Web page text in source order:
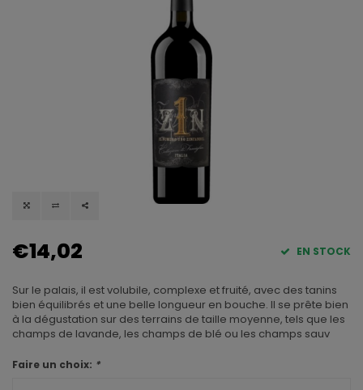
€14,02 EN STOCK
Sur le palais, il est volubile, complexe et fruité, avec des tanins
bien équilibrés et une belle longueur en bouche. Il se prête bien
à la dégustation sur des terrains de taille moyenne, tels que les
champs de lavande, les champs de blé ou les champs sauv
Faire un choix: *